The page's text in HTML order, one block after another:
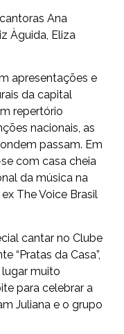
Ana
Àguida, Eliza
apresentações e
da capital
repertório
nacionais, as
passam. Em
com casa cheia
da música na
The Voice Brasil
cantar no Clube
“Pratas da Casa”,
muito
para celebrar a
Juliana e o grupo